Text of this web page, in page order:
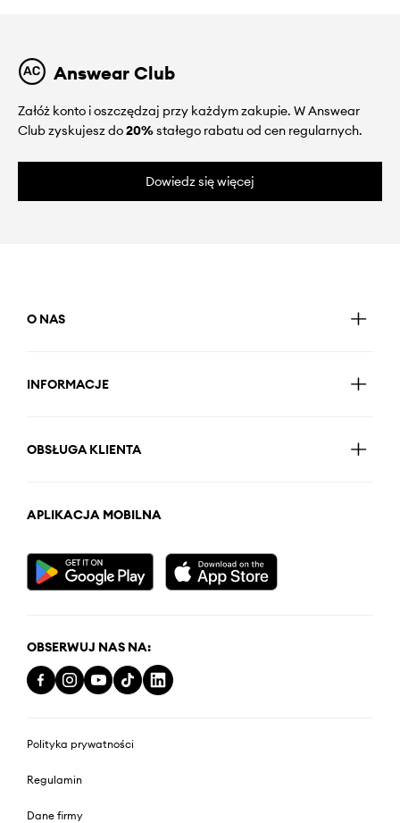
Answear Club
Załóż konto i oszczędzaj przy każdym zakupie. W Answear
Club zyskujesz do20%stałego rabatu od cen regularnych.
Dowiedz się więcej
O NAS
INFORMACJE
OBSŁUGA KLIENTA
APLIKACJA MOBILNA
OBSERWUJ NAS NA:
Polityka prywatności
Regulamin
Dane firmy